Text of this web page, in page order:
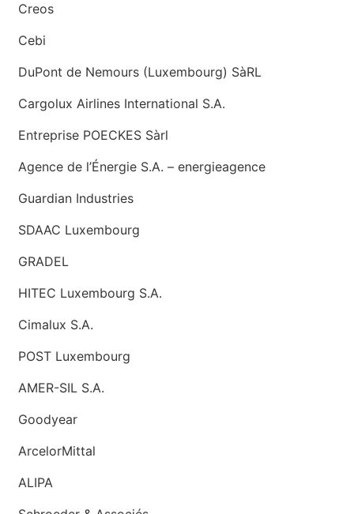
Creos
Cebi
DuPont de Nemours (Luxembourg) SàRL
Cargolux Airlines International S.A.
Entreprise POECKES Sàrl
Agence de l’Énergie S.A. – energieagence
Guardian Industries
SDAAC Luxembourg
GRADEL
HITEC Luxembourg S.A.
Cimalux S.A.
POST Luxembourg
AMER-SIL S.A.
Goodyear
ArcelorMittal
ALIPA